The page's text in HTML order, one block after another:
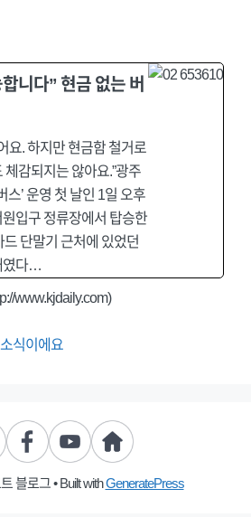
니다” 현금 없는 버
요. 하지만 현금함 철거로
감되지는 않아요.”광주
스’ 운영 첫 날인 1일 오후
입구 정류장에서 탑승한
단말기 근처에 있었던
였다…
www.kjdaily.com)
식이에요
블로그• Built withGeneratePress